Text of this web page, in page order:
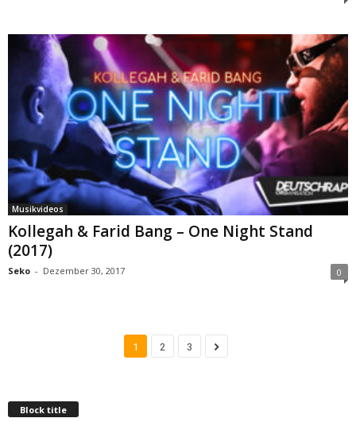
Musikvideos
Kollegah & Farid Bang – One Night Stand
(2017)
Seko - Dezember 30, 2017 0
1 2 3
Block title